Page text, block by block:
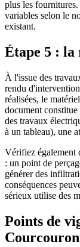
plus les
variables selon le
existant.
Étape 5 : la
À l'issue des
rendu
réalisées, le
document
des travaux
à un tableau), une
Vérifiez également
: un point de
générer des
conséquences
sérieux utilise des
Points de